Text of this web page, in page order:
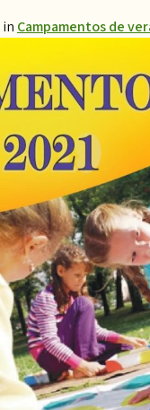
in Campamentos de